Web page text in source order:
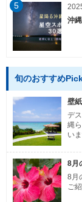
5
沖
旬のおすすめ
壁
デ
縄
いま
8月
8月
ご